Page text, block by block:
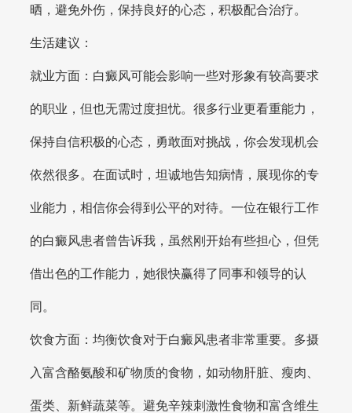
晒，避免外伤，保持良好的心态，积极配合治疗。
生活建议：
就业方面：白癜风可能会影响一些对形象有较高要求
的职业，但也无需过度担忧。很多行业更看重能力，
保持自信积极的心态，勇敢面对挑战，你会发现机会
依然很多。在面试时，坦诚地告知病情，展现你的专
业能力，相信你会得到公平的对待。一位在银行工作
的白癜风患者曾告诉我，虽然刚开始有些担心，但凭
借出色的工作能力，她很快赢得了同事和领导的认
同。
饮食方面：均衡饮食对于白癜风患者非常重要。多摄
入富含酪氨酸和矿物质的食物，如动物肝脏、瘦肉、
蛋类、新鲜蔬菜等。避免辛辣刺激性食物和富含维生